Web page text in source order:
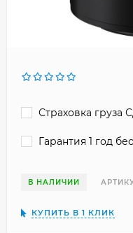
Страховка груза
Гарантия 1 год
В НАЛИЧИИ
КУПИТЬ В 1 КЛИК